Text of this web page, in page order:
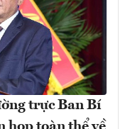
trực Ban Bí